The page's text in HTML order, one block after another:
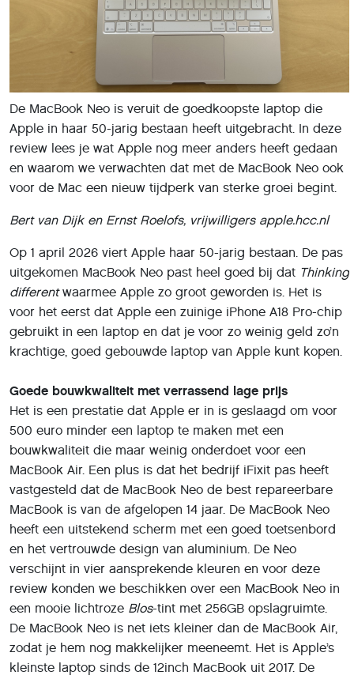
De MacBook Neo is veruit de goedkoopste laptop die
Apple in haar 50-jarig bestaan heeft uitgebracht. In deze
review lees je wat Apple nog meer anders heeft gedaan
en waarom we verwachten dat met de MacBook Neo ook
voor de Mac een nieuw tijdperk van sterke groei begint.
Bert van Dijk en Ernst Roelofs, vrijwilligers apple.hcc.nl
Op 1 april 2026 viert Apple haar 50-jarig bestaan. De pas
uitgekomen MacBook Neo past heel goed bij dat Thinking
differentwaarmee Apple zo groot geworden is. Het is
voor het eerst dat Apple een zuinige iPhone A18 Pro-chip
gebruikt in een laptop en dat je voor zo weinig geld zo’n
krachtige, goed gebouwde laptop van Apple kunt kopen.
Goede bouwkwaliteit met verrassend lage prijs
Het is een prestatie dat Apple er in is geslaagd om voor
500 euro minder een laptop te maken met een
bouwkwaliteit die maar weinig onderdoet voor een
MacBook Air. Een plus is dat het bedrijf iFixit pas heeft
vastgesteld dat de MacBook Neo de best repareerbare
MacBook is van de afgelopen 14 jaar. De MacBook Neo
heeft een uitstekend scherm met een goed toetsenbord
en het vertrouwde design van aluminium. De Neo
verschijnt in vier aansprekende kleuren en voor deze
review konden we beschikken over een MacBook Neo in
een mooie lichtroze Blos-tint met 256GB opslagruimte.
De MacBook Neo is net iets kleiner dan de MacBook Air,
zodat je hem nog makkelijker meeneemt. Het is Apple’s
kleinste laptop sinds de 12inch MacBook uit 2017. De